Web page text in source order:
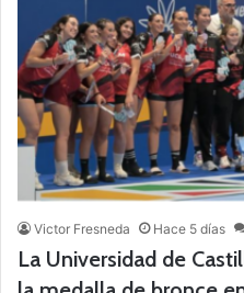
Victor Fresneda Hace 5 días
La Universidad de